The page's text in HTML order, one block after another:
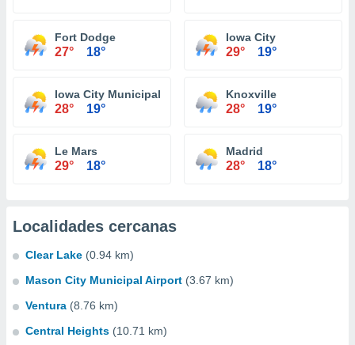
Fort Dodge
27° 18°
Iowa City
29° 19°
Iowa City Municipal Airport
28° 19°
Knoxville
28° 19°
Le Mars
29° 18°
Madrid
28° 18°
Localidades cercanas
Clear Lake (0.94 km)
Mason City Municipal Airport (3.67 km)
Ventura (8.76 km)
Central Heights (10.71 km)